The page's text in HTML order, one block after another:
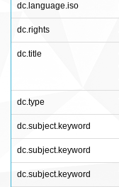
dc.language.iso
dc.rights
dc.title
dc.type
dc.subject.keyword
dc.subject.keyword
dc.subject.keyword